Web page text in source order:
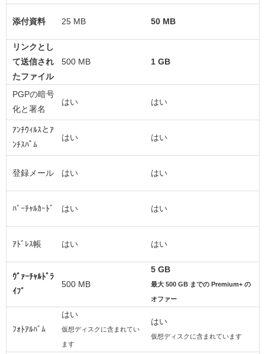
添付資料 25 MB 50 MB
リンクとし
て送信され
たファイル
500 MB 1 GB
PGPの暗号
化と署名
はい はい
ｱﾝﾁｳｨﾙｽとｱ
ﾝﾁｽﾊﾟﾑ
はい はい
登録メール はい はい
ﾊﾞｰﾁｬﾙｶｰﾄﾞ はい はい
ｱﾄﾞﾚｽ帳 はい はい
ｳﾞｧｰﾁｬﾙﾄﾞﾗ
ｲﾌﾞ
500 MB
5 GB
最大 500 GB までの Premium+ の
オファー
ﾌｫﾄｱﾙﾊﾞﾑ
はい
仮想ディスクに含まれてい
ます
はい
仮想ディスクに含まれています